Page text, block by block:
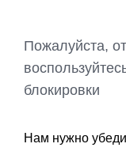
Пожалуйста,
блокировки
Нам нужно